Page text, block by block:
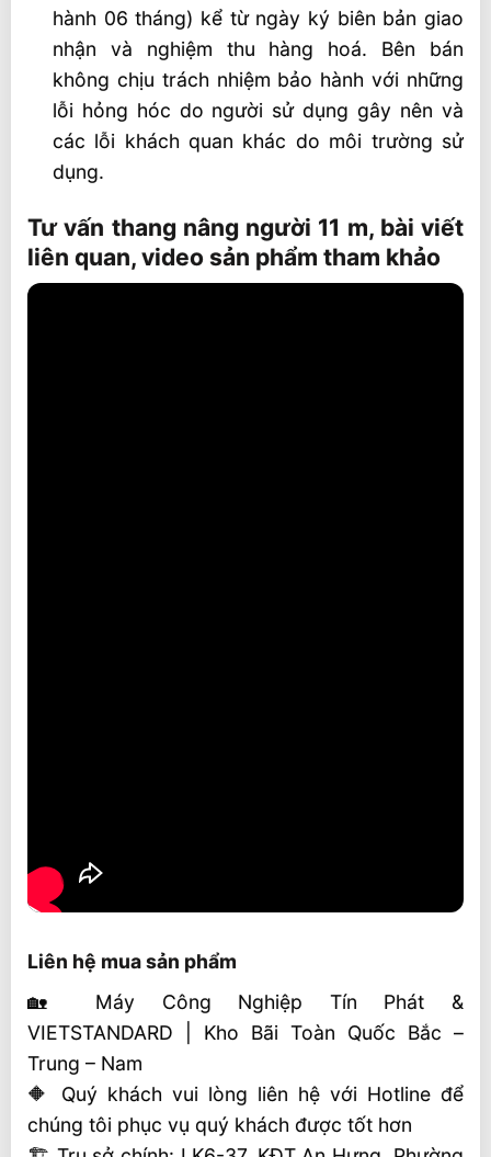
hành 06 tháng) kể từ ngày ký biên bản giao
nhận và nghiệm thu hàng hoá. Bên bán
không chịu trách nhiệm bảo hành với những
lỗi hỏng hóc do người sử dụng gây nên và
các lỗi khách quan khác do môi trường sử
dụng.
Tư vấn thang nâng người 11 m, bài viết
liên quan, video sản phẩm tham khảo
Liên hệ mua sản phẩm
🏡 Máy Công Nghiệp Tín Phát &
VIETSTANDARD | Kho Bãi Toàn Quốc Bắc –
Trung – Nam
🔶 Quý khách vui lòng liên hệ với Hotline để
chúng tôi phục vụ quý khách được tốt hơn